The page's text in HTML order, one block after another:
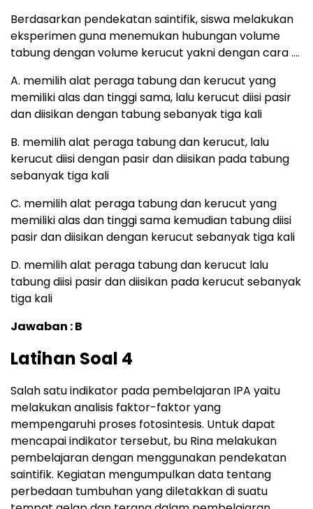
Berdasarkan pendekatan saintifik, siswa melakukan
eksperimen guna menemukan hubungan volume
tabung dengan volume kerucut yakni dengan cara ….
A. memilih alat peraga tabung dan kerucut yang
memiliki alas dan tinggi sama, lalu kerucut diisi pasir
dan diisikan dengan tabung sebanyak tiga kali
B. memilih alat peraga tabung dan kerucut, lalu
kerucut diisi dengan pasir dan diisikan pada tabung
sebanyak tiga kali
C. memilih alat peraga tabung dan kerucut yang
memiliki alas dan tinggi sama kemudian tabung diisi
pasir dan diisikan dengan kerucut sebanyak tiga kali
D. memilih alat peraga tabung dan kerucut lalu
tabung diisi pasir dan diisikan pada kerucut sebanyak
tiga kali
Jawaban : B
Latihan Soal 4
Salah satu indikator pada pembelajaran IPA yaitu
melakukan analisis faktor-faktor yang
mempengaruhi proses fotosintesis. Untuk dapat
mencapai indikator tersebut, bu Rina melakukan
pembelajaran dengan menggunakan pendekatan
saintifik. Kegiatan mengumpulkan data tentang
perbedaan tumbuhan yang diletakkan di suatu